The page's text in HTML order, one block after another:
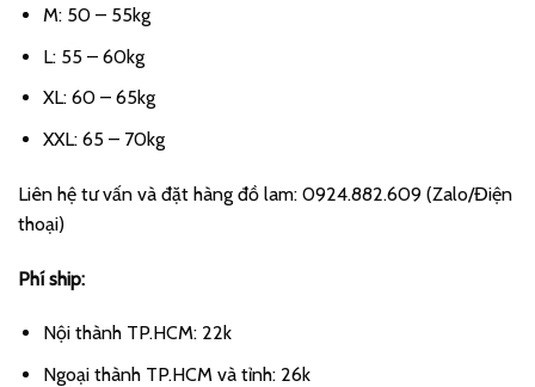
M: 50 – 55kg
L: 55 – 60kg
XL: 60 – 65kg
XXL: 65 – 70kg
Liên hệ tư vấn và đặt hàng đồ lam: 0924.882.609 (Zalo/Điện
thoại)
Phí ship:
Nội thành TP.HCM: 22k
Ngoại thành TP.HCM và tỉnh: 26k